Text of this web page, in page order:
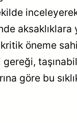
öneme
gereği,
göre bu